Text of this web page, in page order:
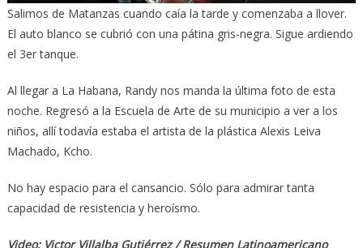
Salimos de Matanzas cuando caía la tarde y comenzaba a llover.
El auto blanco se cubrió con una pátina gris-negra. Sigue ardiendo
el 3er tanque.
Al llegar a La Habana, Randy nos manda la última foto de esta
noche. Regresó a la Escuela de Arte de su municipio a ver a los
niños, allí todavía estaba el artista de la plástica Alexis Leiva
Machado, Kcho.
No hay espacio para el cansancio. Sólo para admirar tanta
capacidad de resistencia y heroísmo.
Video: Victor Villalba Gutiérrez / Resumen Latinoamericano